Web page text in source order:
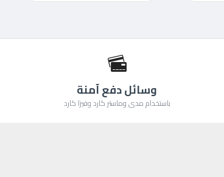
وسائل دفع آمنة
باستخدام مدى وماستر كارد وفيزا كارد